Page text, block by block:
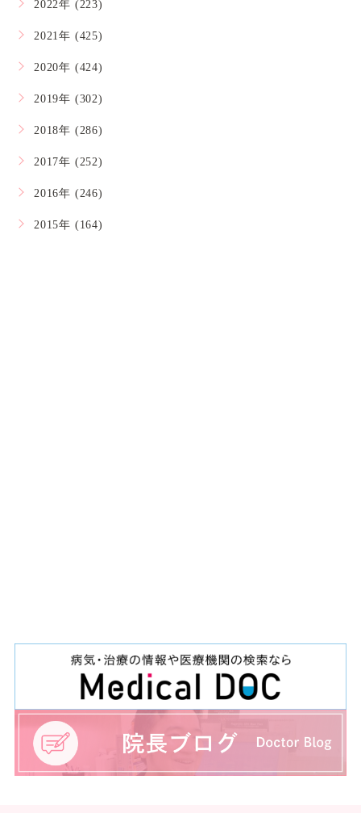
2022年 (223)
2021年 (425)
2020年 (424)
2019年 (302)
2018年 (286)
2017年 (252)
2016年 (246)
2015年 (164)